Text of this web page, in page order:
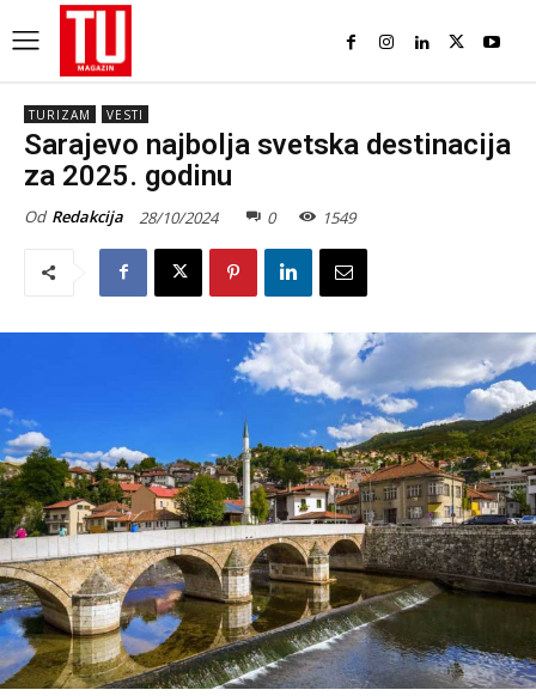
TURIZAM VESTI
Sarajevo najbolja svetska destinacija
za 2025. godinu
Od Redakcija 28/10/2024 0 1549